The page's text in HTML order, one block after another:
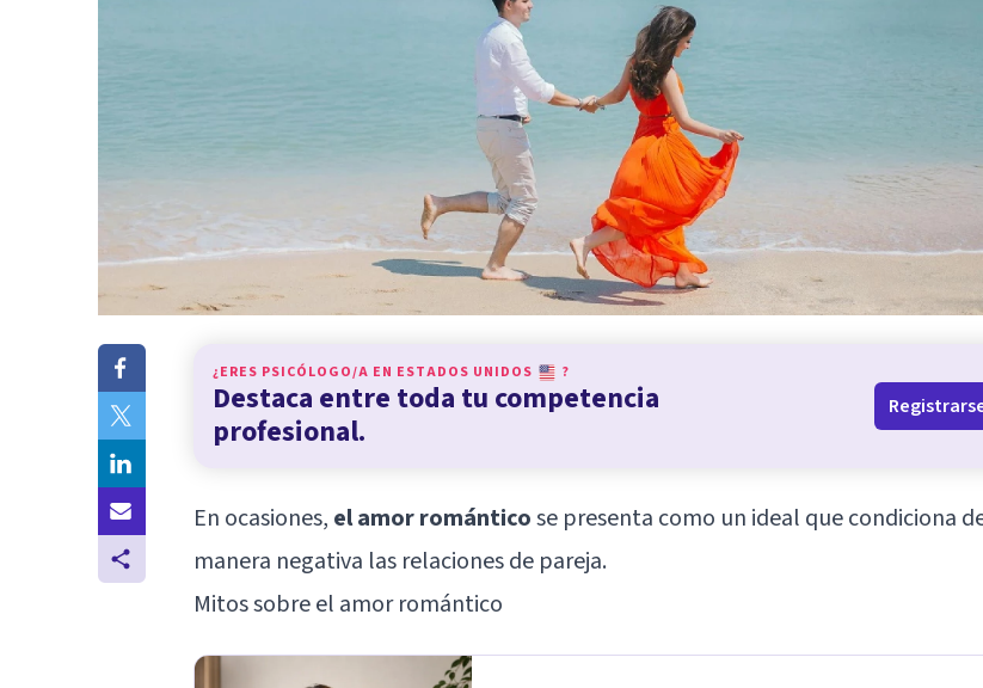
¿ERES PSICÓLOGO/A EN ESTADOS UNIDOS ?
Destaca entre toda tu competencia
profesional.
En ocasiones, el amor románticose presenta como un ideal que condiciona
manera negativa las relaciones de pareja.
Mitos sobre el amor romántico